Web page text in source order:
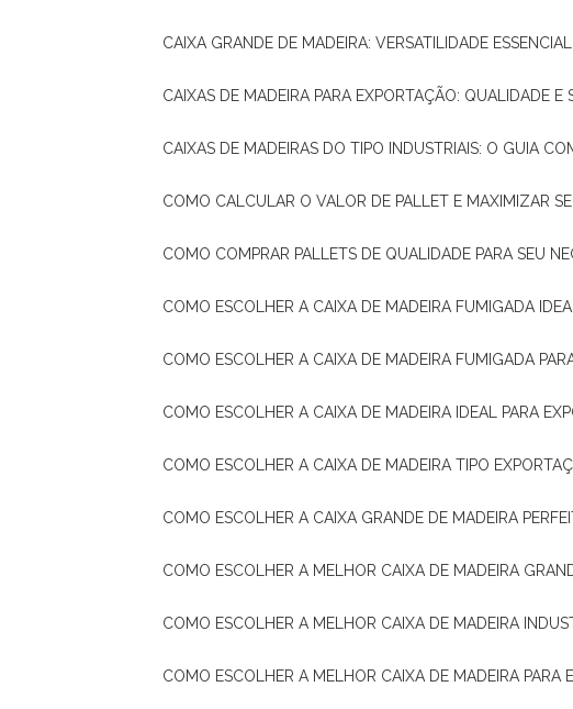
CAIXA GRANDE DE MADEIRA: VERSATILIDADE ESSENCIAL
CAIXAS DE MADEIRA PARA EXPORTAÇÃO: QUALIDADE E
CAIXAS DE MADEIRAS DO TIPO INDUSTRIAIS: O GUIA
COMO CALCULAR O VALOR DE PALLET E MAXIMIZAR
COMO COMPRAR PALLETS DE QUALIDADE PARA SEU
COMO ESCOLHER A CAIXA DE MADEIRA FUMIGADA
COMO ESCOLHER A CAIXA DE MADEIRA FUMIGADA
COMO ESCOLHER A CAIXA DE MADEIRA IDEAL PARA
COMO ESCOLHER A CAIXA DE MADEIRA TIPO
COMO ESCOLHER A CAIXA GRANDE DE MADEIRA
COMO ESCOLHER A MELHOR CAIXA DE MADEIRA
COMO ESCOLHER A MELHOR CAIXA DE MADEIRA
COMO ESCOLHER A MELHOR CAIXA DE MADEIRA PARA